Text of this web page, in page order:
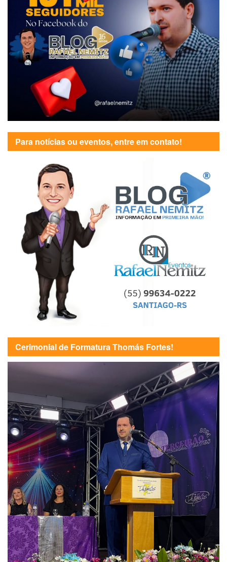
Para notícias ou eventos, entre em contato!
Cerimonial de Formatura Thomás Fortes!